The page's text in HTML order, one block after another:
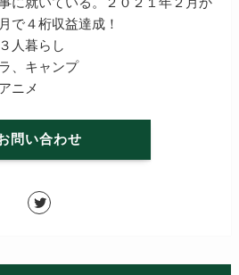
で４桁収益達成！
人暮らし
、キャンプ
ニメ
問い合わせ